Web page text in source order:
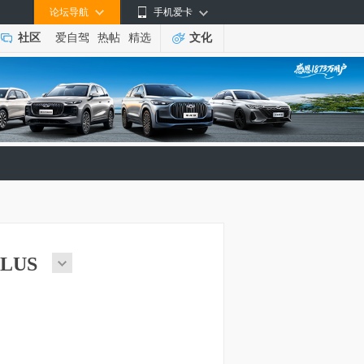
手机爱卡
论坛导航
社区 爱自驾 热帖 精选 文化